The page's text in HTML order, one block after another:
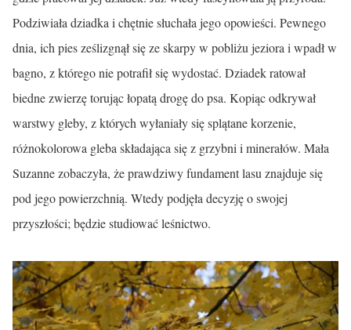
Podziwiała dziadka i chętnie słuchała jego opowieści. Pewnego
dnia, ich pies ześlizgnął się ze skarpy w pobliżu jeziora i wpadł w
bagno, z którego nie potrafił się wydostać. Dziadek ratował
biedne zwierzę torując łopatą drogę do psa. Kopiąc odkrywał
warstwy gleby, z których wyłaniały się splątane korzenie,
różnokolorowa gleba składająca się z grzybni i minerałów. Mała
Suzanne zobaczyła, że prawdziwy fundament lasu znajduje się
pod jego powierzchnią. Wtedy podjęła decyzję o swojej
przyszłości; będzie studiować leśnictwo.